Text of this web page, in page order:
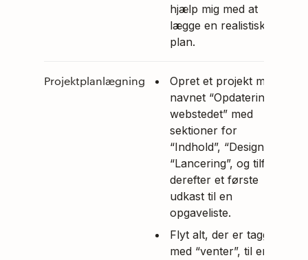
hjælp mig med at
lægge en realistisk
plan.
Projektplanlægning
Opret et projekt med
navnet “Opdatering af
webstedet” med
sektioner for
“Indhold”, “Design” og
“Lancering”, og tilføj
derefter et første
udkast til en
opgaveliste.
Flyt alt, der er tagget
med “venter”, til en